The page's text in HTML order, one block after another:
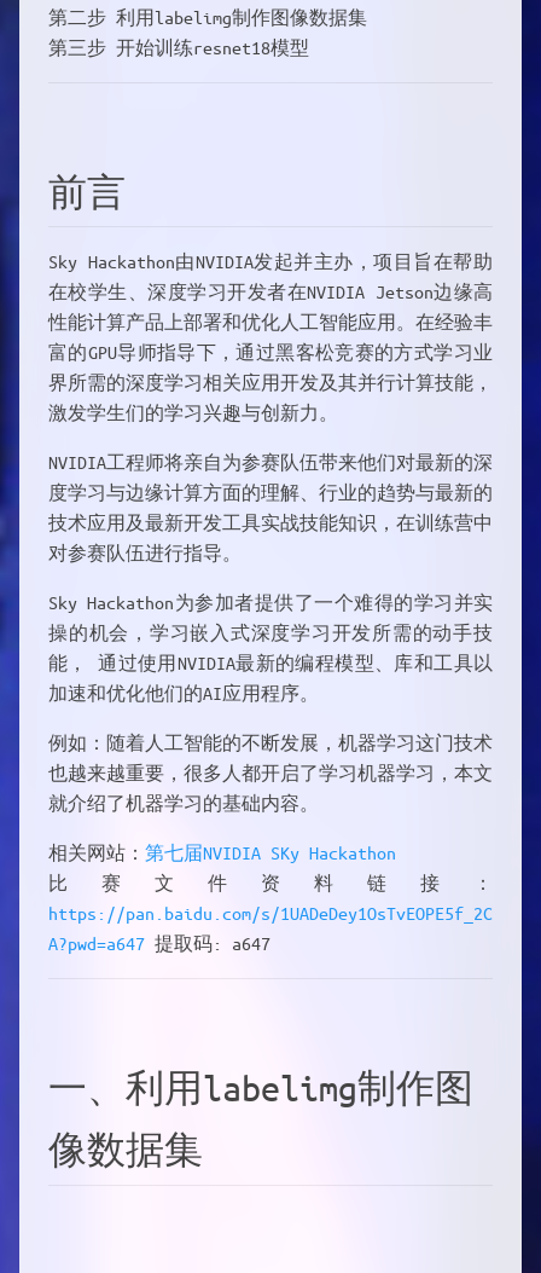
第二步 利用labelimg制作图像数据集
第三步 开始训练resnet18模型
前言
Sky Hackathon由NVIDIA发起并主办，项目旨在帮助
在校学生、深度学习开发者在NVIDIA Jetson边缘高
性能计算产品上部署和优化人工智能应用。在经验丰
富的GPU导师指导下，通过黑客松竞赛的方式学习业
界所需的深度学习相关应用开发及其并行计算技能，
激发学生们的学习兴趣与创新力。
NVIDIA工程师将亲自为参赛队伍带来他们对最新的深
度学习与边缘计算方面的理解、行业的趋势与最新的
技术应用及最新开发工具实战技能知识，在训练营中
对参赛队伍进行指导。
Sky Hackathon为参加者提供了一个难得的学习并实
操的机会，学习嵌入式深度学习开发所需的动手技
能， 通过使用NVIDIA最新的编程模型、库和工具以
加速和优化他们的AI应用程序。
例如：随着人工智能的不断发展，机器学习这门技术
也越来越重要，很多人都开启了学习机器学习，本文
就介绍了机器学习的基础内容。
相关网站： 第七届NVIDIA SKy Hackathon
比赛文件资料链接：
https://pan.baidu.com/s/1UADeDey1OsTvEOPE5f_2C
A?pwd=a647 提取码: a647
一、利用labelimg制作图
像数据集